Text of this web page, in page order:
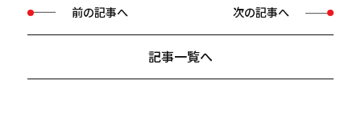
前の記事へ
記事一覧へ
次の記事へ